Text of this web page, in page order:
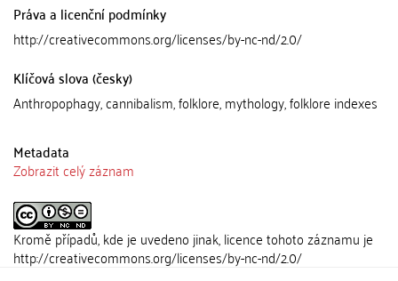
Práva a licenční podmínky
http://creativecommons.org/licenses/by-nc-nd/2.0/
Klíčová slova (česky)
Anthropophagy, cannibalism, folklore, mythology, folklore indexes
Metadata
Zobrazit celý záznam
Kromě případů, kde je uvedeno jinak, licence tohoto záznamu je
http://creativecommons.org/licenses/by-nc-nd/2.0/